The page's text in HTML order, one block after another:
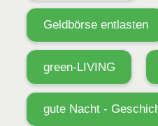
Geldbörse entlasten
green-LIVING
gute Nacht -